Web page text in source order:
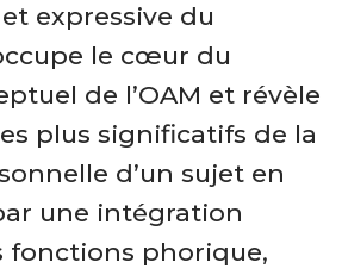
expressive du
le cœur du
de l’OAM et révèle
plus significatifs de la
d’un sujet en
une intégration
fonctions phorique,